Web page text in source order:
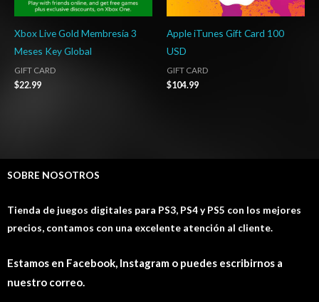
Xbox Live Gold Membresía 3
Meses Key Global
GIFT CARD
$22.99
Apple iTunes Gift Card 100
USD
GIFT CARD
$104.99
SOBRE NOSOTROS
Tienda de juegos digitales para PS3, PS4 y PS5 con los mejores
precios, contamos con una excelente atención al cliente.
Estamos en Facebook, Instagram o puedes escribirnos a
nuestro correo.